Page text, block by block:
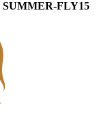
SUMMER-FLY15